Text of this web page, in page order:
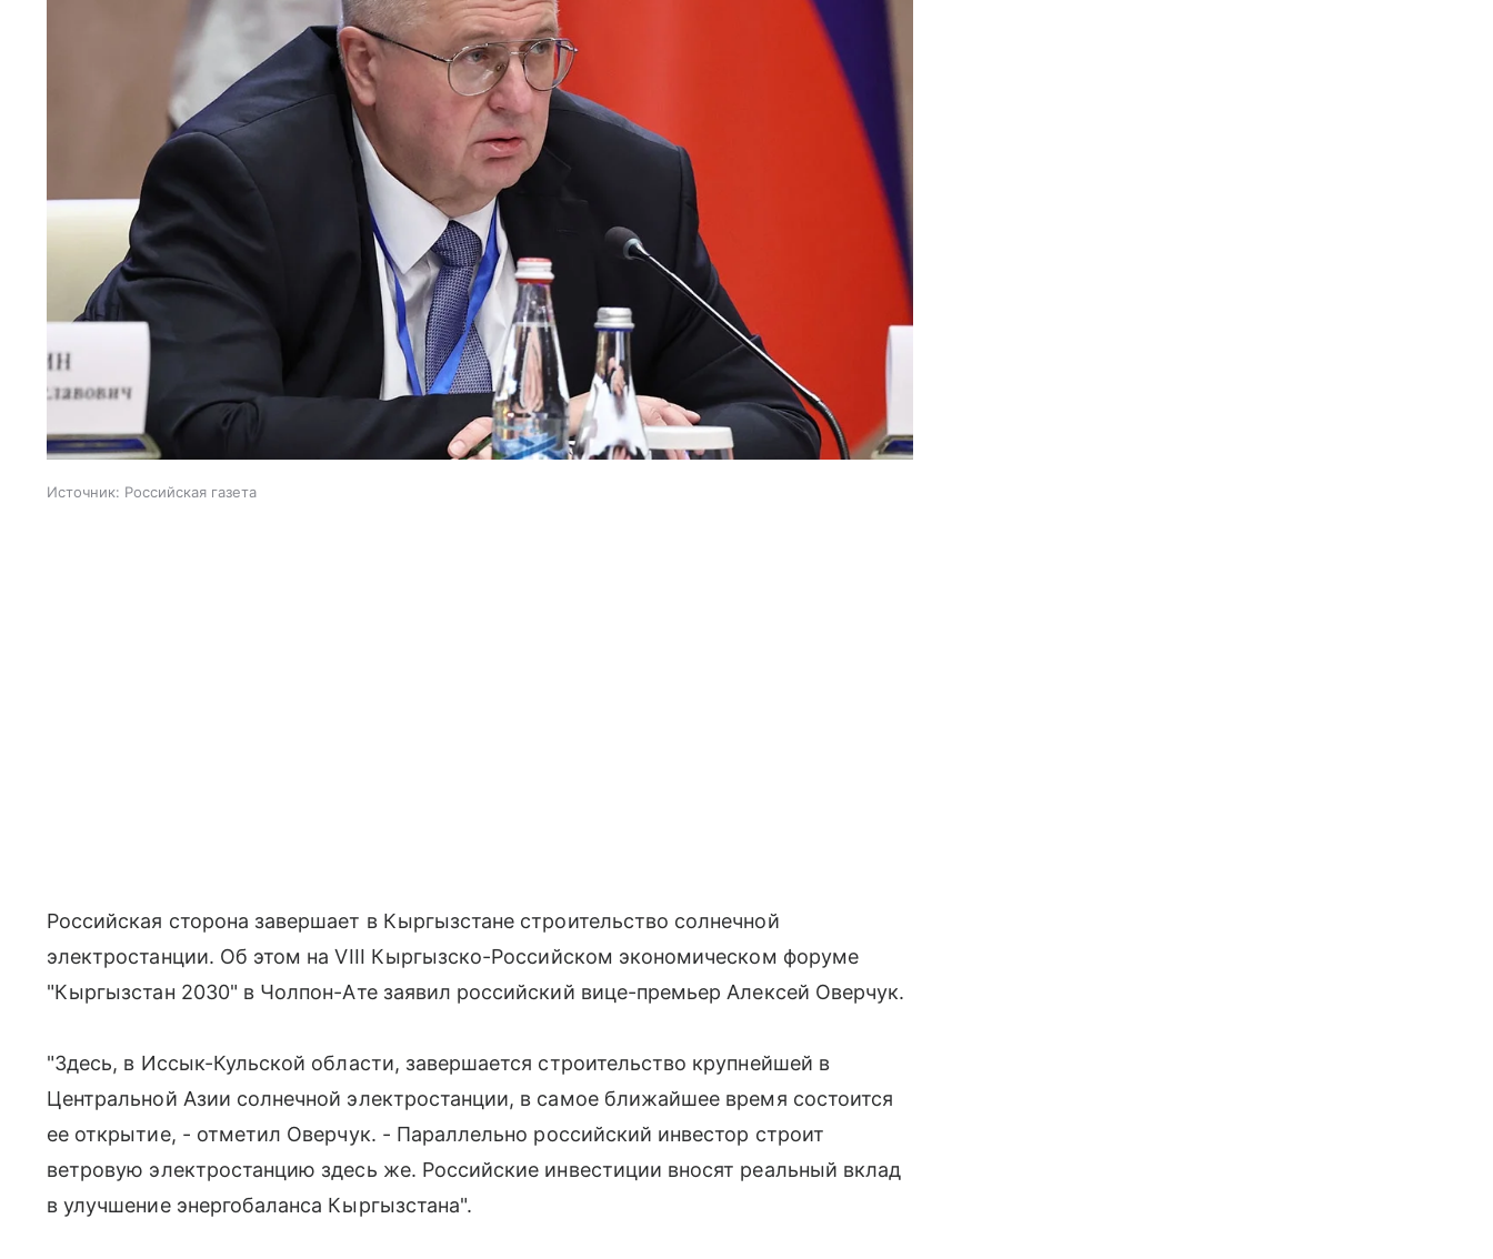
Источник: Российская газета
Российская сторона завершает в Кыргызстане строительство солнечной
электростанции. Об этом на VIII Кыргызско-Российском экономическом форуме
"Кыргызстан 2030" в Чолпон-Ате заявил российский вице-премьер Алексей Оверчук.
"Здесь, в Иссык-Кульской области, завершается строительство крупнейшей в
Центральной Азии солнечной электростанции, в самое ближайшее время состоится
ее открытие, - отметил Оверчук. - Параллельно российский инвестор строит
ветровую электростанцию здесь же. Российские инвестиции вносят реальный вклад
в улучшение энергобаланса Кыргызстана".